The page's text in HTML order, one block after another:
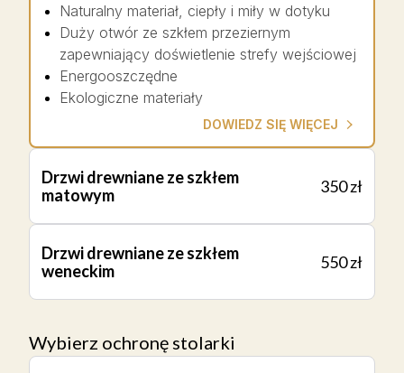
Naturalny materiał, ciepły i miły w dotyku
Duży otwór ze szkłem przeziernym
zapewniający doświetlenie strefy wejściowej
Energooszczędne
Ekologiczne materiały
DOWIEDZ SIĘ WIĘCEJ
Drzwi drewniane ze szkłem
matowym
350 zł
Drzwi drewniane ze szkłem
weneckim
550 zł
Wybierz ochronę stolarki